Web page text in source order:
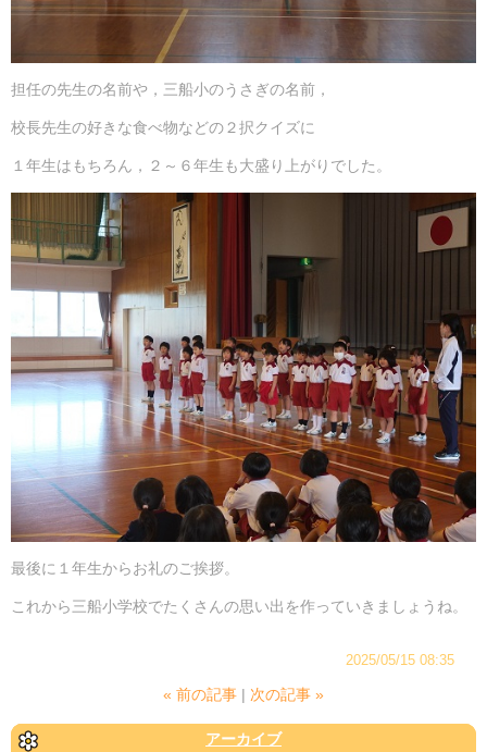
担任の先生の名前や，三船小のうさぎの名前，
校長先生の好きな食べ物などの２択クイズに
１年生はもちろん，２～６年生も大盛り上がりでした。
最後に１年生からお礼のご挨拶。
これから三船小学校でたくさんの思い出を作っていきましょうね。
2025/05/15 08:35
« 前の記事 次の記事 »
アーカイブ